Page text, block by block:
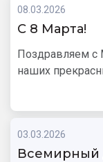
08.03.2026
С 8 Марта!
Поздравляем
наших
03.03.2026
Всемирный